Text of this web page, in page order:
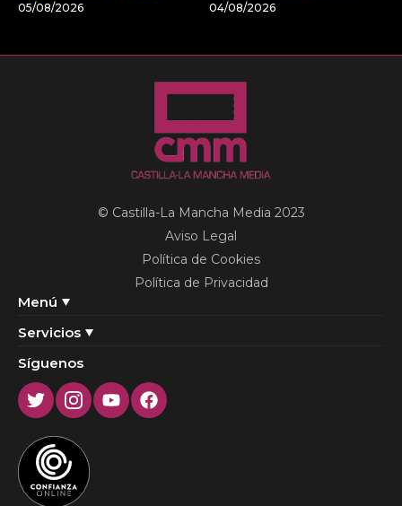
05/08/2026 04/08/2026
Menú
Servicios
© Castilla-La Mancha Media 2023
Aviso Legal
Política de Cookies
Política de Privacidad
Síguenos
TwitterInstagram
YoutubeFacebook